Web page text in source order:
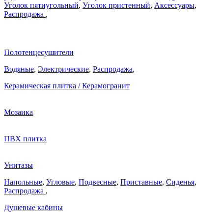
Уголок пятиугольный, Уголок пристенный, Аксессуары,
Распродажа ,
Полотенцесушители
Водяные, Электрические, Распродажа,
Керамическая плитка / Керамогранит
Мозаика
ПВХ плитка
Унитазы
Напольные, Угловые, Подвесные, Приставные, Сиденья,
Распродажа ,
Душевые кабины